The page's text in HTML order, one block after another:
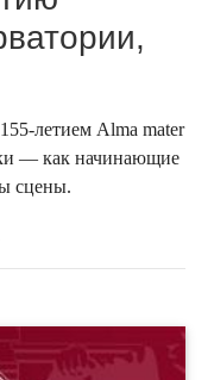
летием Alma mater
— как начинающие
сцены.